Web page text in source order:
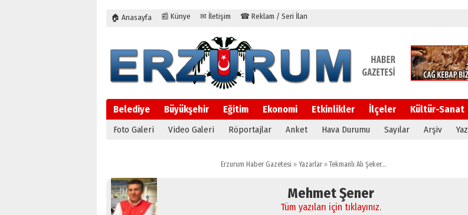
🏠 Anasayfa 📰 Künye ✉ İletişim ☎ Reklam / Seri İlan
Belediye Büyükşehir Eğitim Ekonomi Etkinlikler İlçeler Kültür-Sanat
Foto Galeri Video Galeri Röportajlar Anket Hava Durumu Sayılar Arşiv
Erzurum Haber Gazetesi » Yazarlar »Tekmanlı Ali Şeker…
Mehmet Şener
Tüm yazıları için tıklayınız.